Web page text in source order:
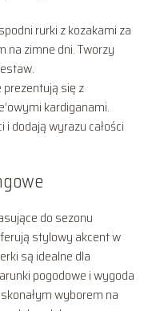
rurki z kozakami za
zimne dni. Tworzy
się z
kardiganami.
dodają wyrazu całości
do sezonu
stylowy akcent w
są idealne dla
pogodowe i wygoda
wyborem na